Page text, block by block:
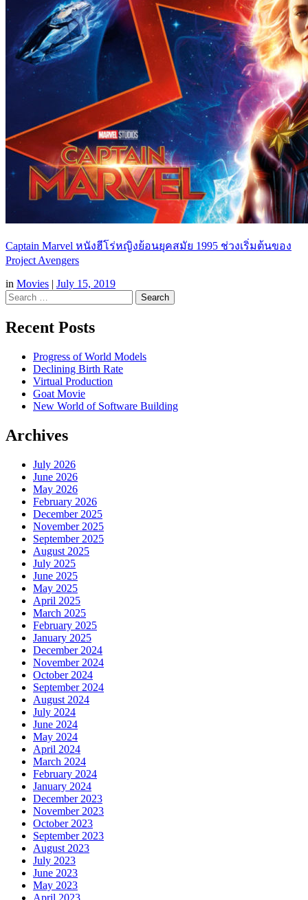
Captain Marvel หนังฮีโร่หญิงย้อนยุคสมัย 1995 ช่วงเริ่มต้นของ
Project Avengers
in Movies | July 15, 2019
Search
Recent Posts
Progress of World Models
Declining Birth Rate
Virtual Production
Goat Movie
New World of Software Building
Archives
July 2026
June 2026
May 2026
February 2026
December 2025
November 2025
September 2025
August 2025
July 2025
June 2025
May 2025
April 2025
March 2025
February 2025
January 2025
December 2024
November 2024
October 2024
September 2024
August 2024
July 2024
June 2024
May 2024
April 2024
March 2024
February 2024
January 2024
December 2023
November 2023
October 2023
September 2023
August 2023
July 2023
June 2023
May 2023
April 2023